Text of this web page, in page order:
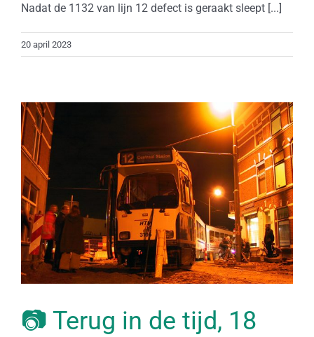
Nadat de 1132 van lijn 12 defect is geraakt sleept [...]
20 april 2023
📷 Terug in de tijd, 18